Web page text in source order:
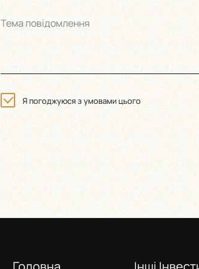
Тема повідомлення
Я погоджуюся з умовами цього